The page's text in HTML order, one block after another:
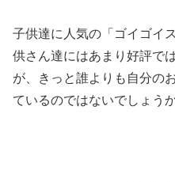
子供達に人気の「ゴイゴイ
供さん達にはあまり好評で
が、きっと誰よりも自分の
ているのではないでしょうか